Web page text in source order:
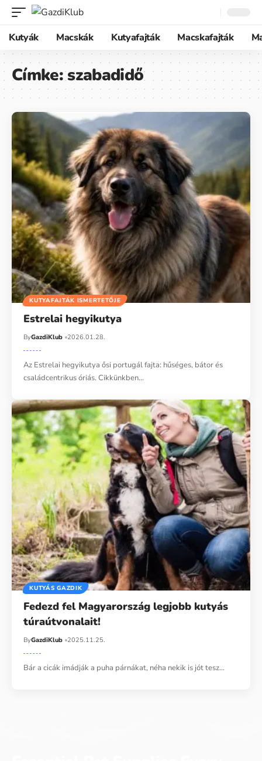
Kutyák Macskák Kutyafajták Macskafajták
Címke:szabadidő
KUTYAFAJTÁK ISMERTETŐJE
Estrelai hegyikutya
ByGazdiKlub 2026.01.28.
Az Estrelai hegyikutya ősi portugál fajta: hűséges, bátor és
családcentrikus óriás. Cikkünkben…
KUTYÁS GAZDIK
Fedezd fel Magyarország legjobb kutyás
túraútvonalait!
ByGazdiKlub 2025.11.25.
Bár a cicák imádják a puha párnákat, néha nekik is jót tesz…